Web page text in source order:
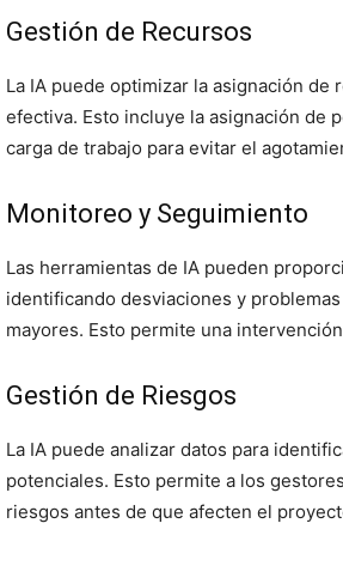
Gestión de Recursos
La IA puede optimizar la asignación
efectiva. Esto incluye la asignación de
carga de trabajo para evitar el
Monitoreo y Seguimiento
Las herramientas de IA pueden
identificando desviaciones y
mayores. Esto permite una
Gestión de Riesgos
La IA puede analizar datos para
potenciales. Esto permite a los
riesgos antes de que afecten el